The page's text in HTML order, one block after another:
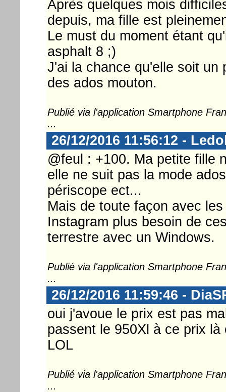
Après quelques mois
depuis, ma fille est
Le must du moment étant
asphalt 8 ;)
J'ai la chance qu'elle soit un
des ados mouton.
Publié via l'application Smartphone
...
26/12/2016 11:56:12 -
@feul : +100. Ma petite fille
elle ne suit pas la mode
périscope ect...
Mais de toute façon avec
Instagram plus besoin de
terrestre avec un Windows.
Publié via l'application Smartphone
...
26/12/2016 11:59:46 -
oui j'avoue le prix est pas
passent le 950Xl à ce prix
LOL
Publié via l'application Smartphone
...